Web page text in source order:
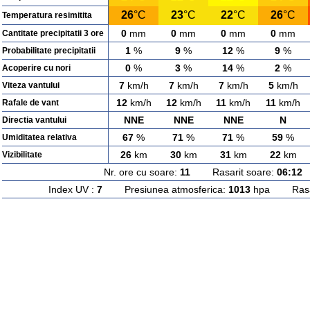
Temperatura resimitita 26°C 23°C 22°C 26°C
Cantitate precipitatii 3 ore 0 mm 0 mm 0 mm 0 mm
Probabilitate precipitatii 1 % 9 % 12 % 9 %
Acoperire cu nori 0 % 3 % 14 % 2 %
Viteza vantului 7km/h 7km/h 7km/h 5km/h
Rafale de vant 12km/h 12km/h 11 km/h 11 km/h
Directia vantului NNE NNE NNE N
Umiditatea relativa 67 % 71 % 71 % 59 %
Vizibilitate 26km 30km 31km 22km
Nr. ore cu soare: 11 Rasarit soare: 06:12
Index UV : 7 Presiunea atmosferica: 1013 hpa